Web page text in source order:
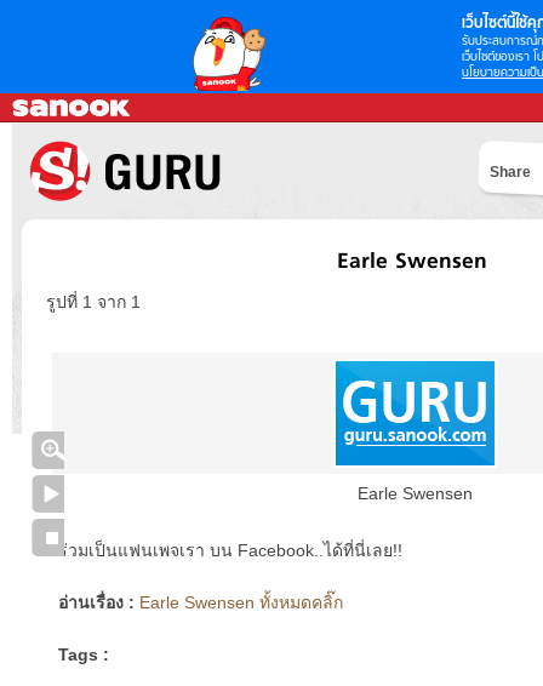
เว็บไซต์นี้ใช้คุ
รับประสบการณ์
เว็บไซต์ของเรา
นโยบายความเป็
Share
Earle Swensen
รูปที่ 1 จาก 1
Earle Swensen
ร่วมเป็นแฟนเพจเรา บน Facebook..ได้ที่นี่เลย!!
อ่านเรื่อง : Earle Swensen ทั้งหมดคลิ๊ก
Tags :